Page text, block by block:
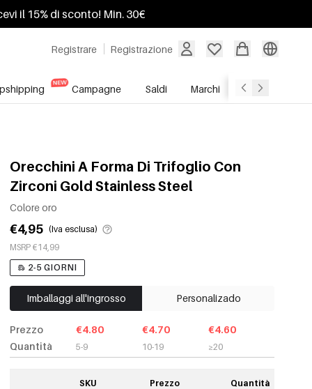
il 15% di sconto! Min. 30€
Registrare Registrazione
Campagne Saldi Marchi Servizio
Orecchini A Forma Di Trifoglio Con
Zirconi Gold Stainless Steel
Colore oro
€4,95 (Iva esclusa)
MSRP €14,99
2-5 GIORNI
Imballaggi all'ingrosso Personalizado
Prezzo
Quantità
€4.80
5-9
€4.70
10-19
€4.60
≥20
SKU Prezzo Quantità